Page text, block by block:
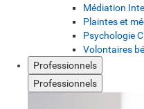
Médiation
Plaintes et
Psychologie
Volontaires
Professionnels
Professionnels